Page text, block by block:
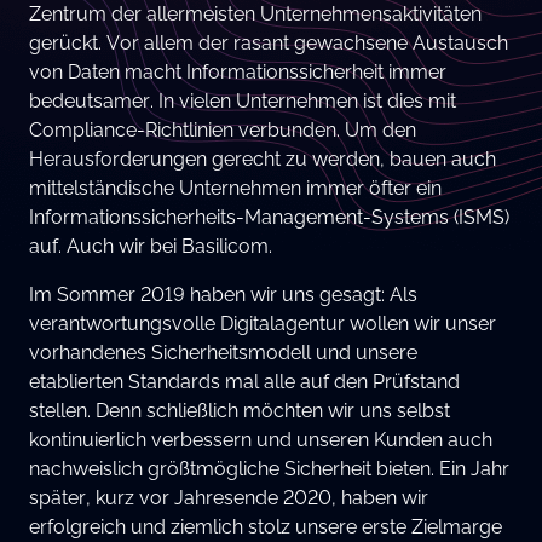
Zentrum der allermeisten Unternehmensaktivitäten
gerückt. Vor allem der rasant gewachsene Austausch
von Daten macht Informationssicherheit immer
bedeutsamer. In vielen Unternehmen ist dies mit
Compliance-Richtlinien verbunden. Um den
Herausforderungen gerecht zu werden, bauen auch
mittelständische Unternehmen immer öfter ein
Informationssicherheits-Management-Systems (ISMS)
auf. Auch wir bei Basilicom.
Im Sommer 2019 haben wir uns gesagt: Als
verantwortungsvolle Digitalagentur wollen wir unser
vorhandenes Sicherheitsmodell und unsere
etablierten Standards mal alle auf den Prüfstand
stellen. Denn schließlich möchten wir uns selbst
kontinuierlich verbessern und unseren Kunden auch
nachweislich größtmögliche Sicherheit bieten. Ein Jahr
später, kurz vor Jahresende 2020, haben wir
erfolgreich und ziemlich stolz unsere erste Zielmarge